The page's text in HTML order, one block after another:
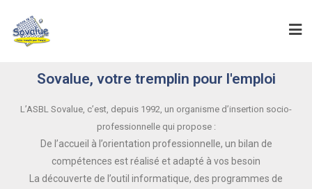
Sovalue, votre tremplin pour l'emploi
L’ASBL Sovalue, c’est, depuis 1992, un organisme d’insertion socio-
professionnelle qui propose :
De l’accueil à l’orientation professionnelle, un bilan de
compétences est réalisé et adapté à vos besoin
La découverte de l’outil informatique, des programmes de